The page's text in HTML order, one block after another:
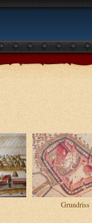
Grundriss